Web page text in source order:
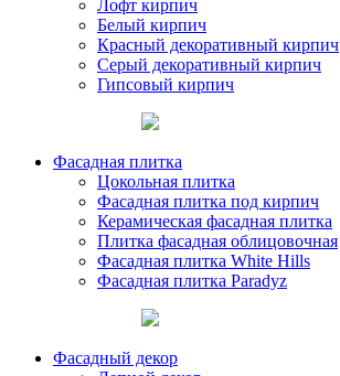
Лофт кирпич
Белый кирпич
Красный декоративный кирпич
Серый декоративный кирпич
Гипсовый кирпич
Фасадная плитка
Цокольная плитка
Фасадная плитка под кирпич
Керамическая фасадная плитка
Плитка фасадная облицовочная
Фасадная плитка White Hills
Фасадная плитка Paradyz
Фасадный декор